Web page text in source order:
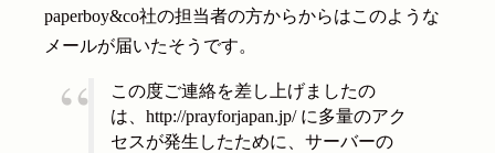
paperboy&co社の担当者の方からからはこのような
メールが届いたそうです。
この度ご連絡を差し上げましたの
は、http://prayforjapan.jp/ に多量のアク
セスが発生したために、サーバーの